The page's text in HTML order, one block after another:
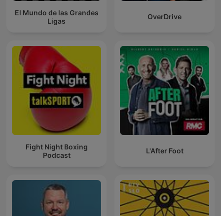
El Mundo de las Grandes
Ligas
OverDrive
Fight Night Boxing
Podcast
L'After Foot